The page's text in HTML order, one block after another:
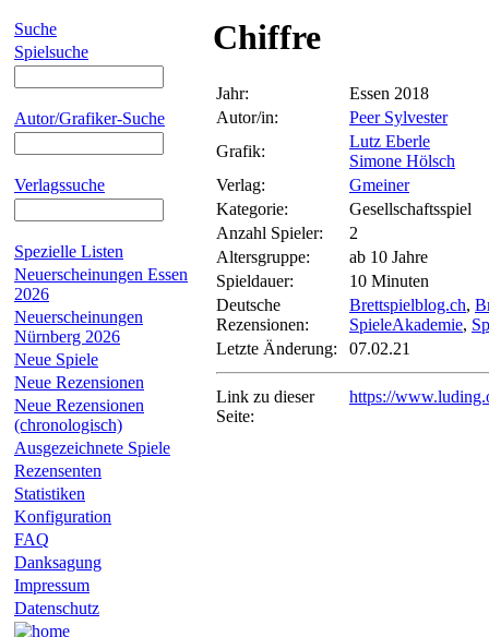
Suche
Spielsuche
Autor/Grafiker-Suche
Verlagssuche
Spezielle Listen
Neuerscheinungen Essen
2026
Neuerscheinungen
Nürnberg 2026
Neue Spiele
Neue Rezensionen
Neue Rezensionen
(chronologisch)
Ausgezeichnete Spiele
Rezensenten
Statistiken
Konfiguration
FAQ
Danksagung
Impressum
Datenschutz
Chiffre
Jahr:
Essen 2018
Autor/in:
Peer Sylvester
Grafik:
Lutz Eberle
Simone Hölsch
Verlag:
Gmeiner
Kategorie:
Gesellschaftsspiel
Anzahl Spieler:
2
Altersgruppe:
ab 10 Jahre
Spieldauer:
10 Minuten
Deutsche
Rezensionen:
Brettspielblog.ch,
SpieleAkademie,
Letzte Änderung:
07.02.21
Link zu dieser
Seite:
https://